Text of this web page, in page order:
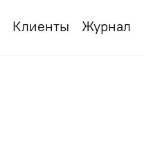
Клиенты Журнал